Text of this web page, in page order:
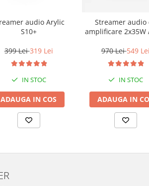
audio Arylic
S10+
399 Lei319 Lei
IN STOC
ADAUGA IN COS
Streamer audio
amplificare 2x35W
/Bluetooth, 24bit/
Multiroom
970 Lei549 Lei
IN STOC
ADAUGA IN